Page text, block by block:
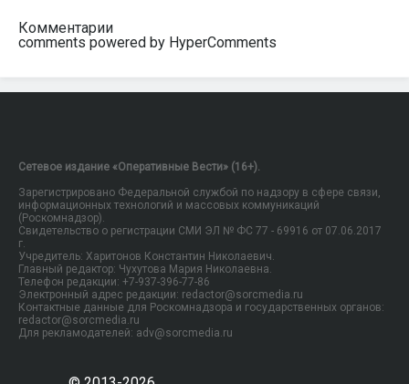
Комментарии
comments powered by HyperComments
Сетевое издание «Оперативные Вести» (16+).
Зарегистрировано Федеральной службой по надзору в сфере связи,
информационных технологий и массовых коммуникаций
(Роскомнадзор).
Свидетельство о регистрации СМИ ЭЛ № ФС 77 - 69916 от 07.06.2017
г.
Учредитель: Харитонов Константин Николаевич.
Главный редактор: Чухутова Мария Николаевна.
Телефон редакции: +7-937-396-77-86
Электронный адрес редакции: redactor@sorcmedia.ru
Контактные данные для Роскомнадзора и государственных органов:
redactor@sorcmedia.ru
Для рекламодателей: adv@sorcmedia.ru